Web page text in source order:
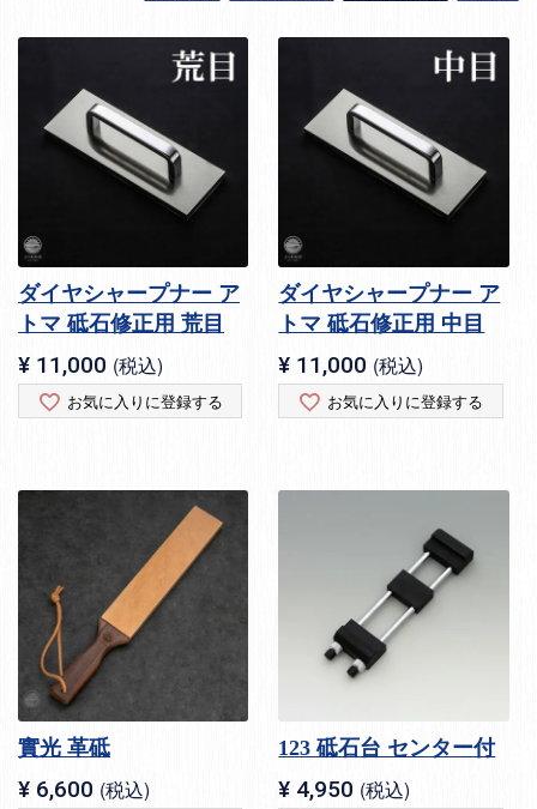
ダイヤシャープナー ア
トマ 砥石修正用 荒目
¥ 11,000 税込
お気に入りに登録する
ダイヤシャープナー ア
トマ 砥石修正用 中目
¥ 11,000 税込
お気に入りに登録する
實光 革砥
¥ 6,600 税込
123 砥石台 センター付
¥ 4,950 税込